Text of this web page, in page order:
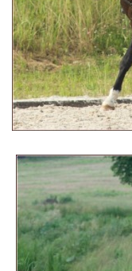
PÁTEČNÍ KROUŽEK "
PODZIMNÍ BRIGÁDA
ČLENOVÉ JK
VELKÝ PÁTEK-18.4
PODZIMNÍ BRIGÁDA
PRAZDNINOVÝ